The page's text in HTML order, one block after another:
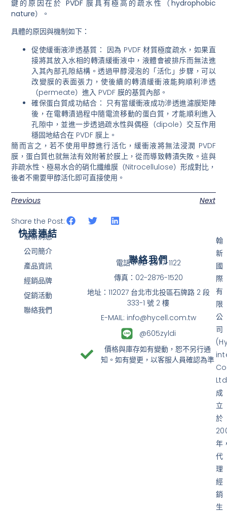
鍵的原因在於 PVDF 膜具有極高的疏水性（hydrophobic
nature）
。
具體的原因與機制如下：
促使緩衝液滲透基質： 因為 PVDF 材質極度疏水，如果直
接將其放入水相的轉漬緩衝液中，液體會被排斥而無法進
入其內部孔隙結構。透過甲醇浸泡的「活化」步驟，可以
改變膜的表面張力，使後續的轉漬緩衝液能夠順利滲透
（permeate）進入 PVDF 膜的基質內部。
確保蛋白質成功結合： 只有當緩衝液成功滲透進濾膜矩陣
後，在電轉漬過程中隨電流移動的蛋白質，才能順利進入
孔隙中，並進一步透過疏水性與偶極（dipole）交互作用
穩固地結合在 PVDF 膜上。
簡而言之，若不使用甲醇進行活化，緩衝液將無法浸潤 PVDF
膜，蛋白質也就無法有效附著於膜上，從而導致轉漬失敗。這與
非疏水性、極易水合的硝化纖維膜（Nitrocellulose）形成對比，
後者不需要甲醇活化即可直接使用。
Previous Next
Share the Post:
翰
新
國
際
有
限
公
司
成
立
於
年
代
理
經
銷
生
快速連結
最新消息
公司簡介
產品資訊
經銷品牌
促銷活動
聯絡我們
聯絡我們
電話：02-2877-1122
傳真：02-2876-1520
地址：112027 台北市北投區石牌路 2 段
333-1 號 2 樓
E-MAIL: info@hycell.com.tw
@605zyldi
價格與庫存如有變動，恕不另行通
知。如有變更，以客服人員確認為準